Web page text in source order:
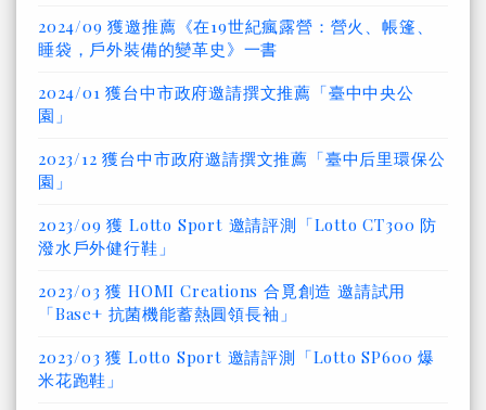
2024/09 獲邀推薦《在19世紀瘋露營：營火、帳篷、
睡袋，戶外裝備的變革史》一書
2024/01 獲台中市政府邀請撰文推薦「臺中中央公
園」
2023/12 獲台中市政府邀請撰文推薦「臺中后里環保公
園」
2023/09 獲 Lotto Sport 邀請評測「Lotto CT300 防
潑水戶外健行鞋」
2023/03 獲 HOMI Creations 合覓創造 邀請試用
「Base+ 抗菌機能蓄熱圓領長袖」
2023/03 獲 Lotto Sport 邀請評測「Lotto SP600 爆
米花跑鞋」